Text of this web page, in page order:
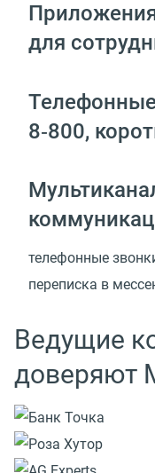
для
8‑800,
телефонные
переписка в
Ведущие
доверяют